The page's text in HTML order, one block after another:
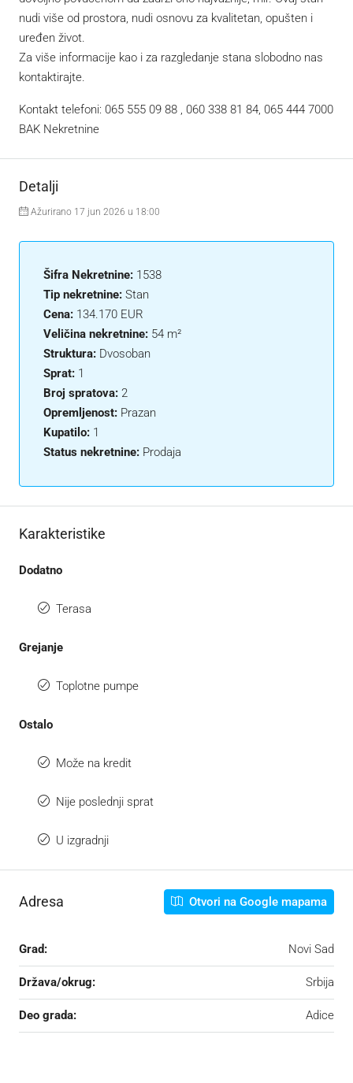
nudi više od prostora, nudi osnovu za kvalitetan, opušten i
uređen život.
Za više informacije kao i za razgledanje stana slobodno nas
kontaktirajte.
Kontakt telefoni: 065 555 09 88 , 060 338 81 84, 065 444 7000
BAK Nekretnine
Detalji
Ažurirano 17 jun 2026 u 18:00
Šifra Nekretnine: 1538
Tip nekretnine: Stan
Cena: 134.170 EUR
Veličina nekretnine: 54 m²
Struktura: Dvosoban
Sprat: 1
Broj spratova: 2
Opremljenost: Prazan
Kupatilo: 1
Status nekretnine: Prodaja
Karakteristike
Dodatno
Terasa
Grejanje
Toplotne pumpe
Ostalo
Može na kredit
Nije poslednji sprat
U izgradnji
Adresa Otvori na Google mapama
Grad: Novi Sad
Država/okrug: Srbija
Deo grada: Adice